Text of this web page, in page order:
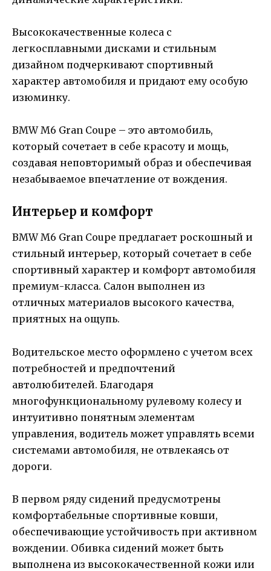
Высококачественные колеса с
легкосплавными дисками и стильным
дизайном подчеркивают спортивный
характер автомобиля и придают ему особую
изюминку.
BMW M6 Gran Coupe – это автомобиль,
который сочетает в себе красоту и мощь,
создавая неповторимый образ и обеспечивая
незабываемое впечатление от вождения.
Интерьер и комфорт
BMW M6 Gran Coupe предлагает роскошный и
стильный интерьер, который сочетает в себе
спортивный характер и комфорт автомобиля
премиум-класса. Салон выполнен из
отличных материалов высокого качества,
приятных на ощупь.
Водительское место оформлено с учетом всех
потребностей и предпочтений
автолюбителей. Благодаря
многофункциональному рулевому колесу и
интуитивно понятным элементам
управления, водитель может управлять всеми
системами автомобиля, не отвлекаясь от
дороги.
В первом ряду сидений предусмотрены
комфортабельные спортивные ковши,
обеспечивающие устойчивость при активном
вождении. Обивка сидений может быть
выполнена из высококачественной кожи или